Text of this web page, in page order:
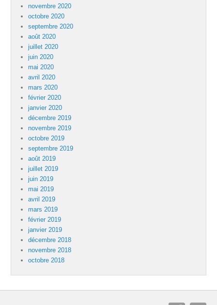
novembre 2020
octobre 2020
septembre 2020
août 2020
juillet 2020
juin 2020
mai 2020
avril 2020
mars 2020
février 2020
janvier 2020
décembre 2019
novembre 2019
octobre 2019
septembre 2019
août 2019
juillet 2019
juin 2019
mai 2019
avril 2019
mars 2019
février 2019
janvier 2019
décembre 2018
novembre 2018
octobre 2018